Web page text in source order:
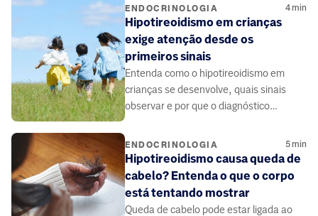
peso.
ENDOCRINOLOGIA 4min
Hipotireoidismo em crianças
exige atenção desde os
primeiros sinais
Entenda como o hipotireoidismo em
crianças se desenvolve, quais sinais
observar e por que o diagnóstico
ENDOCRINOLOGIA 5min
Hipotireoidismo causa queda de
cabelo? Entenda o que o corpo
está tentando mostrar
Queda de cabelo pode estar ligada ao